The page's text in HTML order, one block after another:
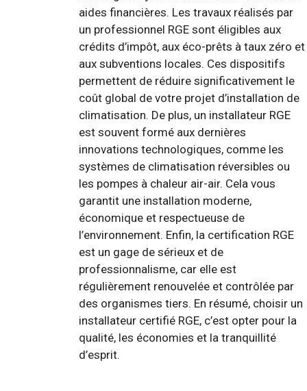
aides financières. Les travaux réalisés par
un professionnel RGE sont éligibles aux
crédits d’impôt, aux éco-prêts à taux zéro et
aux subventions locales. Ces dispositifs
permettent de réduire significativement le
coût global de votre projet d’installation de
climatisation. De plus, un installateur RGE
est souvent formé aux dernières
innovations technologiques, comme les
systèmes de climatisation réversibles ou
les pompes à chaleur air-air. Cela vous
garantit une installation moderne,
économique et respectueuse de
l’environnement. Enfin, la certification RGE
est un gage de sérieux et de
professionnalisme, car elle est
régulièrement renouvelée et contrôlée par
des organismes tiers. En résumé, choisir un
installateur certifié RGE, c’est opter pour la
qualité, les économies et la tranquillité
d’esprit.